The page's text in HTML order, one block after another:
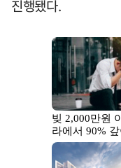
진행됐다.